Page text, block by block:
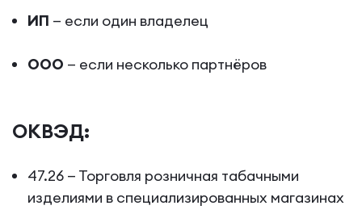
ИП — если один владелец
ООО — если несколько партнёров
ОКВЭД:
47.26 — Торговля розничная табачными
изделиями в специализированных магазинах